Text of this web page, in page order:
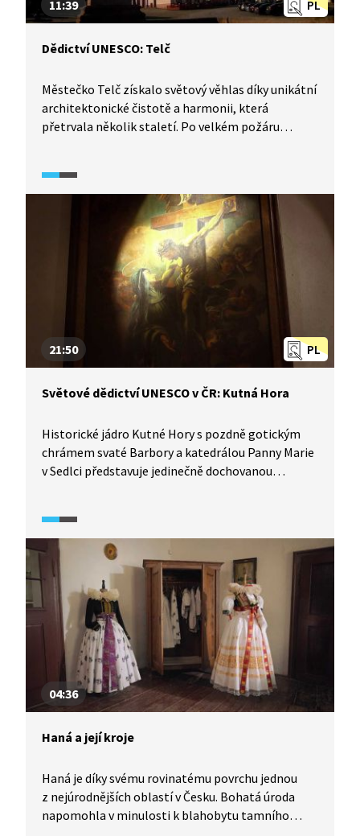
PL
11:39
Dědictví UNESCO: Telč
Městečko Telč získalo světový věhlas díky unikátní
architektonické čistotě a harmonii, která
přetrvala několik staletí. Po velkém požáru
pozdně gotického opevnění s branami. Náměstí
Zachariáše z Hradce je lemováno souborem
gotických a renesančních měšťanských domů
s podloubími. Harmonický soubor členitých fasád
působivě dotvářejí renesanční, barokní
a klasicistní štíty. Na místě původně gotického
hradu dnes najdete půvabný renesanční zámek
s rozlehlou zahradou a anglickým parkem.
PL
21:50
Světové dědictví UNESCO v ČR: Kutná Hora
Historické jádro Kutné Hory s pozdně gotickým
chrámem svaté Barbory a katedrálou Panny Marie
v Sedlci představuje jedinečně dochovanou
domů. Její uliční síť představuje skutečný labyrint.
K dalším významným památkám Kutné Hory,
po kterých provází Miroslav Táborský, patří
Vlašský dvůr, pozdně gotický měšťanský Kamenný
dům, středověký kostel sv. Jakuba, monumentální
Jezuitská kolej nebo klášter Voršilek.
04:36
Haná a její kroje
Haná je díky svému rovinatému povrchu jednou
z nejúrodnějších oblastí v Česku. Bohatá úroda
napomohla v minulosti k blahobytu tamního